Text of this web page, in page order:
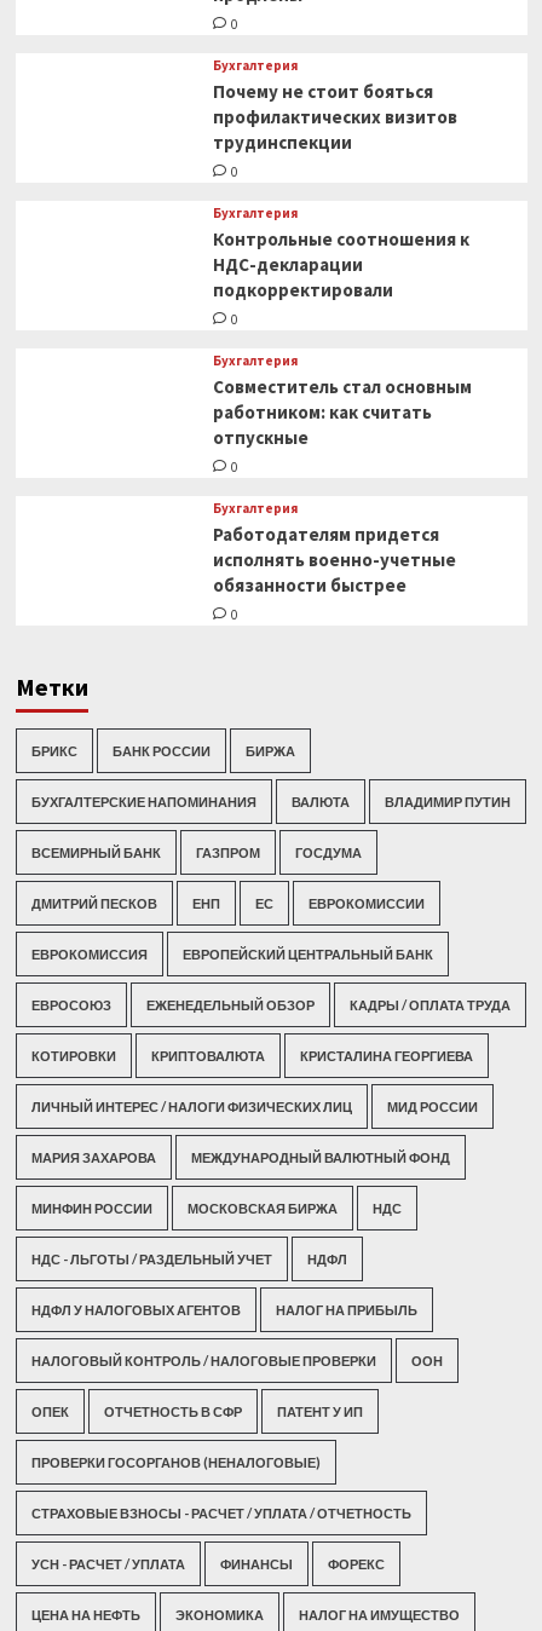
0
Бухгалтерия
Почему не стоит бояться
профилактических визитов
трудинспекции
0
Бухгалтерия
Контрольные соотношения к
НДС-декларации
подкорректировали
0
Бухгалтерия
Совместитель стал основным
работником: как считать
отпускные
0
Бухгалтерия
Работодателям придется
исполнять военно-учетные
обязанности быстрее
0
Метки
БРИКС БАНК РОССИИ БИРЖА
БУХГАЛТЕРСКИЕ НАПОМИНАНИЯ ВАЛЮТА ВЛАДИМИР ПУТИН
ВСЕМИРНЫЙ БАНК ГАЗПРОМ ГОСДУМА
ДМИТРИЙ ПЕСКОВ ЕНП ЕС ЕВРОКОМИССИИ
ЕВРОКОМИССИЯ ЕВРОПЕЙСКИЙ ЦЕНТРАЛЬНЫЙ БАНК
ЕВРОСОЮЗ ЕЖЕНЕДЕЛЬНЫЙ ОБЗОР КАДРЫ / ОПЛАТА ТРУДА
КОТИРОВКИ КРИПТОВАЛЮТА КРИСТАЛИНА ГЕОРГИЕВА
ЛИЧНЫЙ ИНТЕРЕС / НАЛОГИ ФИЗИЧЕСКИХ ЛИЦ МИД РОССИИ
МАРИЯ ЗАХАРОВА МЕЖДУНАРОДНЫЙ ВАЛЮТНЫЙ ФОНД
МИНФИН РОССИИ МОСКОВСКАЯ БИРЖА НДС
НДС - ЛЬГОТЫ / РАЗДЕЛЬНЫЙ УЧЕТ НДФЛ
НДФЛ У НАЛОГОВЫХ АГЕНТОВ НАЛОГ НА ПРИБЫЛЬ
НАЛОГОВЫЙ КОНТРОЛЬ / НАЛОГОВЫЕ ПРОВЕРКИ ООН
ОПЕК ОТЧЕТНОСТЬ В СФР ПАТЕНТ У ИП
ПРОВЕРКИ ГОСОРГАНОВ (НЕНАЛОГОВЫЕ)
СТРАХОВЫЕ ВЗНОСЫ - РАСЧЕТ / УПЛАТА / ОТЧЕТНОСТЬ
УСН - РАСЧЕТ / УПЛАТА ФИНАНСЫ ФОРЕКС
ЦЕНА НА НЕФТЬ ЭКОНОМИКА НАЛОГ НА ИМУЩЕСТВО